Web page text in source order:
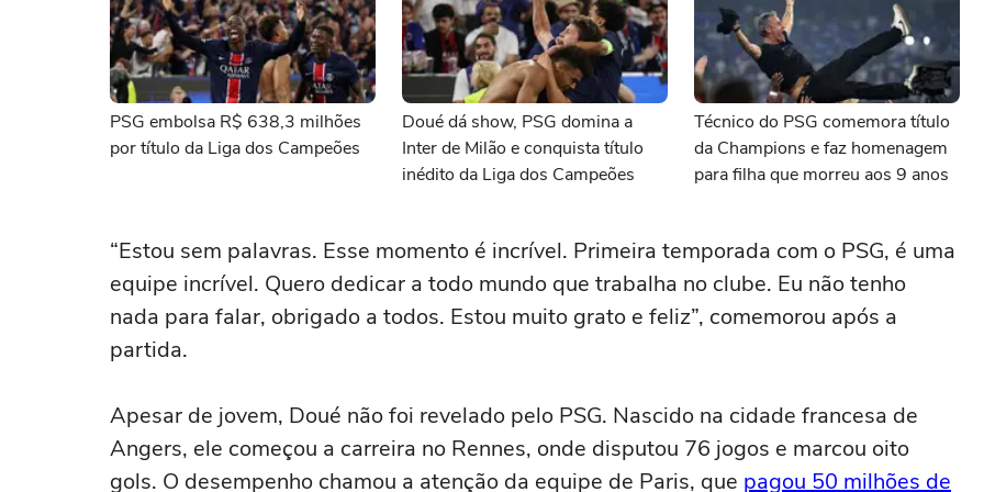
PSG embolsa R$ 638,3 milhões
por título da Liga dos Campeões
Doué dá show, PSG domina a
Inter de Milão e conquista título
inédito da Liga dos Campeões
Técnico do PSG comemora título
da Champions e faz homenagem
para filha que morreu aos 9 anos
“Estou sem palavras. Esse momento é incrível. Primeira temporada com o PSG, é uma
equipe incrível. Quero dedicar a todo mundo que trabalha no clube. Eu não tenho
nada para falar, obrigado a todos. Estou muito grato e feliz”, comemorou após a
partida.
Apesar de jovem, Doué não foi revelado pelo PSG. Nascido na cidade francesa de
Angers, ele começou a carreira no Rennes, onde disputou 76 jogos e marcou oito
gols. O desempenho chamou a atenção da equipe de Paris, que pagou 50 milhões de